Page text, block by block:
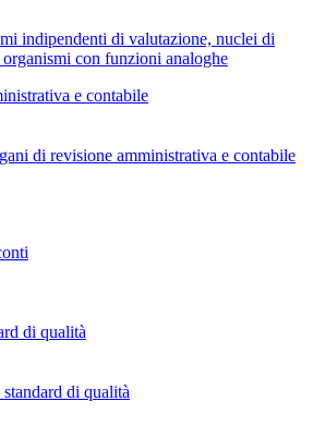
indipendenti di valutazione, nuclei di
con funzioni analoghe
e contabile
di revisione amministrativa e contabile
di qualità
di qualità